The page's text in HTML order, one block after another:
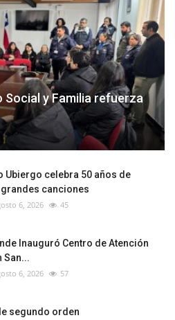
Social y Familia refuerza
Ubiergo celebra 50 años de
grandes canciones
6, 2026 45
Inauguró Centro de Atención
San...
6, 2026 57
segundo orden